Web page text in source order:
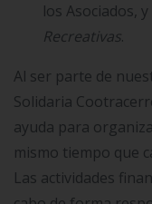
los Asociados, y
Recreativas.
Al ser parte de
Solidaria
ayuda para
mismo tiempo que
Las actividades